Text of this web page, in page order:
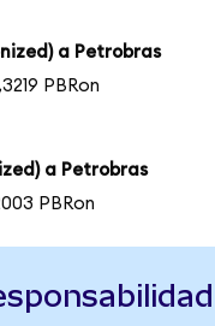
a Petrobras
PBRon
a Petrobras
PBRon